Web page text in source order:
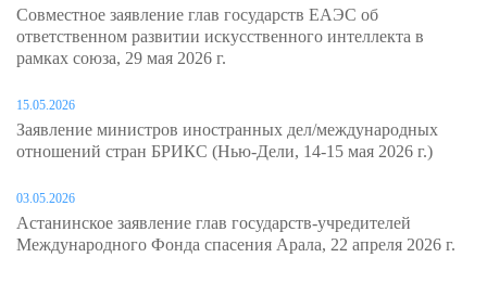
Совместное заявление глав государств ЕАЭС об
ответственном развитии искусственного интеллекта в
рамках союза, 29 мая 2026 г.
15.05.2026
Заявление министров иностранных дел/международных
отношений стран БРИКС (Нью-Дели, 14-15 мая 2026 г.)
03.05.2026
Астанинское заявление глав государств-учредителей
Международного Фонда спасения Арала, 22 апреля 2026 г.